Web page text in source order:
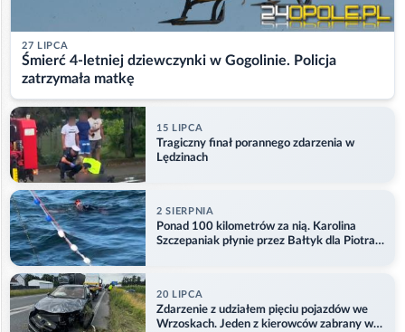
27 LIPCA
Śmierć 4-letniej dziewczynki w Gogolinie. Policja
zatrzymała matkę
15 LIPCA
Tragiczny finał porannego zdarzenia w
Lędzinach
2 SIERPNIA
Ponad 100 kilometrów za nią. Karolina
Szczepaniak płynie przez Bałtyk dla Piotra.
20 LIPCA
Zdarzenie z udziałem pięciu pojazdów we
Wrzoskach. Jeden z kierowców zabrany w